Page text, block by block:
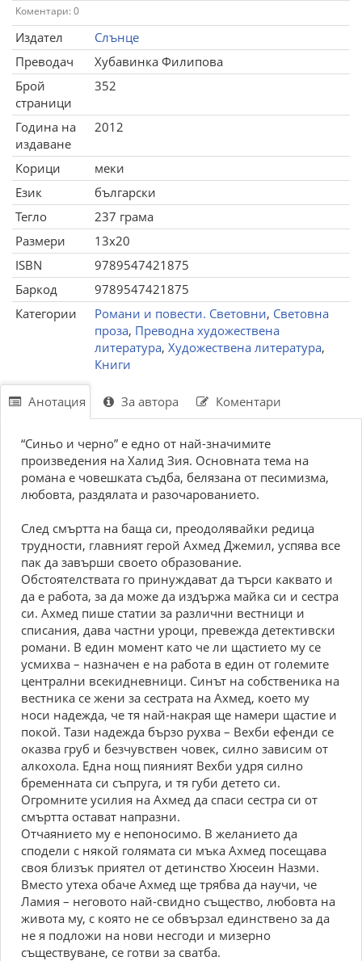
Коментари: 0
Издател
Слънце
Преводач
Хубавинка Филипова
Брой
страници
352
Година на
издаване
2012
Корици
меки
Език
български
Тегло
237 грама
Размери
13x20
ISBN
9789547421875
Баркод
9789547421875
Категории
Романи и повести. Световни, Световна
проза, Преводна художествена
литература, Художествена литература,
Книги
Анотация За автора Коментари
“Синьо и черно” е едно от най-значимите
произведения на Халид Зия. Основната тема на
романа е човешката съдба, белязана от песимизма,
любовта, раздялата и разочарованието.
След смъртта на баща си, преодолявайки редица
трудности, главният герой Ахмед Джемил, успява все
пак да завърши своето образование.
Обстоятелствата го принуждават да търси каквато и
да е работа, за да може да издържа майка си и сестра
си. Ахмед пише статии за различни вестници и
списания, дава частни уроци, превежда детективски
романи. В един момент като че ли щастието му се
усмихва – назначен е на работа в един от големите
централни всекидневници. Синът на собственика на
вестника се жени за сестрата на Ахмед, което му
носи надежда, че тя най-накрая ще намери щастие и
покой. Тази надежда бързо рухва – Вехби ефенди се
оказва груб и безчувствен човек, силно зависим от
алкохола. Една нощ пияният Вехби удря силно
бременната си съпруга, и тя губи детето си.
Огромните усилия на Ахмед да спаси сестра си от
смъртта остават напразни.
Отчаянието му е непоносимо. В желанието да
сподели с някой голямата си мъка Ахмед посещава
своя близък приятел от детинство Хюсеин Назми.
Вместо утеха обаче Ахмед ще трябва да научи, че
Ламия – неговото най-свидно същество, любовта на
живота му, с която не се обвързал единствено за да
не я подложи на нови несгоди и мизерно
съществуване, се готви за сватба.